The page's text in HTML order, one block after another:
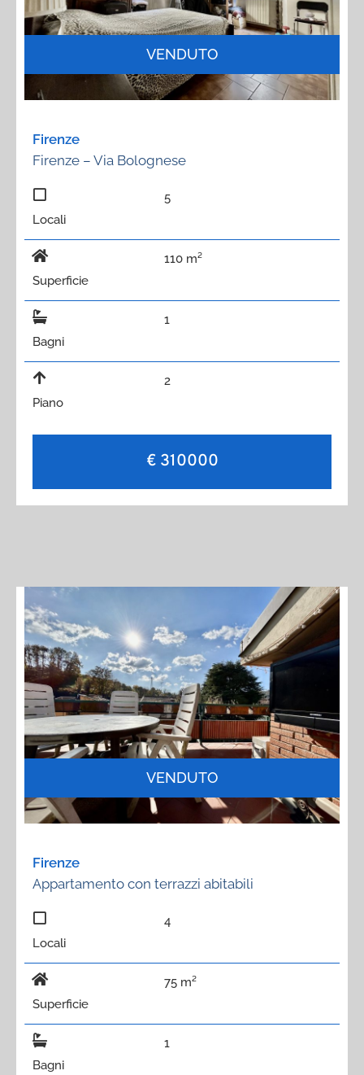
VENDUTO
Firenze
Firenze – Via Bolognese
Locali
5
Superficie
110 m²
Bagni
1
Piano
2
€ 310000
VENDUTO
Firenze
Appartamento con terrazzi abitabili
Locali
4
Superficie
75 m²
Bagni
1